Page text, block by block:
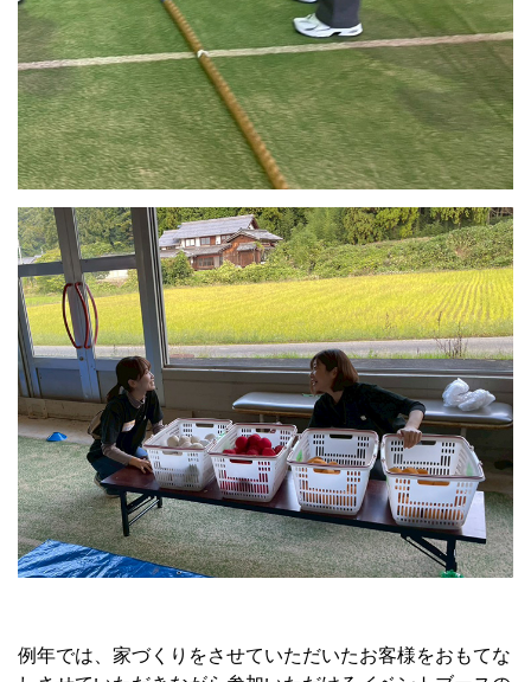
例年では、家づくりをさせていただいたお客様をおもてな